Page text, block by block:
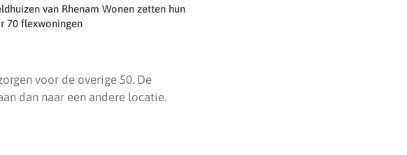
van Rhenam Wonen zetten hun
70 flexwoningen
voor de overige 50. De
dan naar een andere locatie.